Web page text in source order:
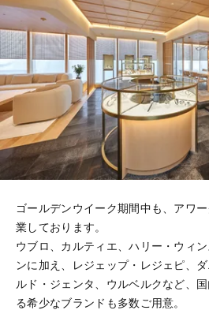
ゴールデンウイーク期間中も、アワ
業しております。
ウブロ、カルティエ、ハリー・ウィ
ンに加え、レジェップ・レジェピ、
ルド・ジェンタ、ウルベルクなど、
る希少なブランドも多数ご用意。